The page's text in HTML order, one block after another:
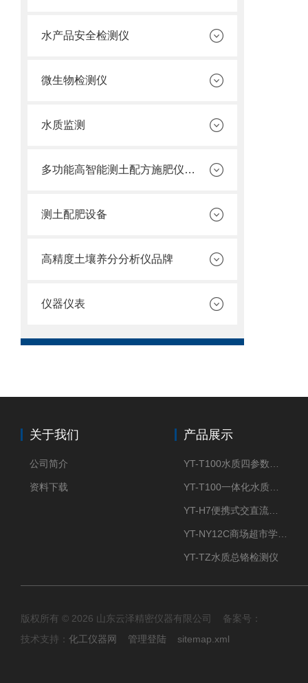
水产品安全检测仪
微生物检测仪
水质监测
多功能高智能测土配方施肥仪价格
测土配肥设备
高精度土壤养分分析仪品牌
仪器仪表
关于我们
公司简介
资料下载
产品展示
YT-TZ水质总铬检测仪
版权所有 © 2026 山东云泽精密仪器有限公司 备案号：
技术支持： 化工仪器网 管理登陆 sitemap.xml